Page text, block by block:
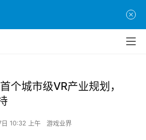
个城市级VR产业规划，
10:32 上午 游戏业界